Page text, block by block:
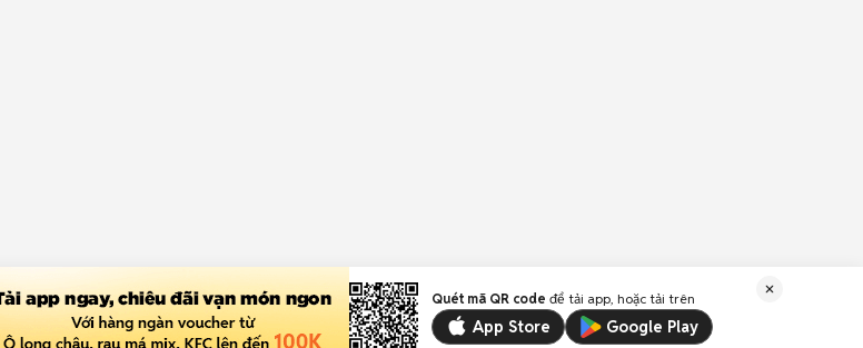
Quét mã QR code để tải app, hoặc tải trên
App Store Google Play